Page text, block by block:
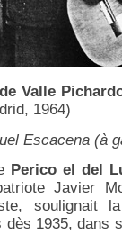
Valle
1964)
Escacena (à
Perico el del
Javier
soulignait
dès 1935, dans